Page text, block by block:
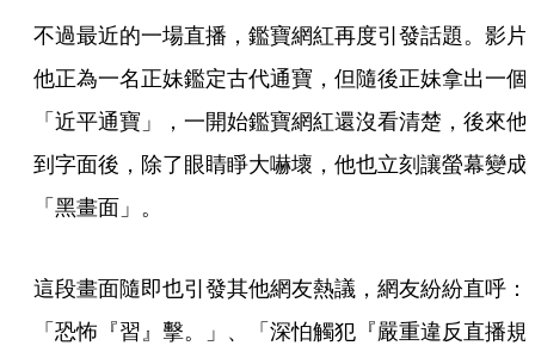
不過最近的一場直播，鑑寶網紅再度引發話題。影片
他正為一名正妹鑑定古代通寶，但隨後正妹拿出一個
「近平通寶」，一開始鑑寶網紅還沒看清楚，後來他
到字面後，除了眼睛睜大嚇壞，他也立刻讓螢幕變成
「黑畫面」。
這段畫面隨即也引發其他網友熱議，網友紛紛直呼：
「恐怖『習』擊。」、「深怕觸犯『嚴重違反直播規